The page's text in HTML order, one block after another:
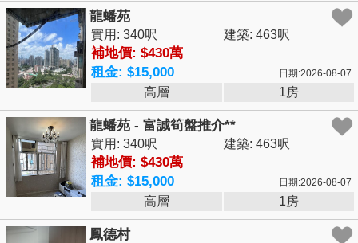
龍蟠苑
實用: 340呎 建築: 463呎
補地價: $430萬
租金: $15,000
日期:2026-08-07
高層 1房
龍蟠苑 - 富誠筍盤推介**
實用: 340呎 建築: 463呎
補地價: $430萬
租金: $15,000
日期:2026-08-07
高層 1房
鳳德村